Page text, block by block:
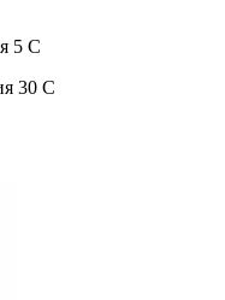
5 C
30 C